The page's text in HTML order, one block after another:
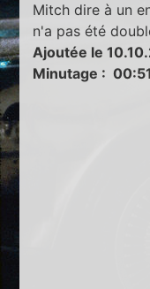
Mitch dire à un
n'a pas été
Ajoutée le
Minutage :